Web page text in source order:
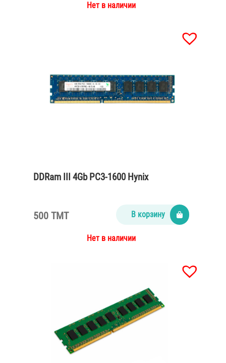
Нет в наличии
DDRam III 4Gb PC3-1600 Hynix
500 TMT В корзину
Нет в наличии